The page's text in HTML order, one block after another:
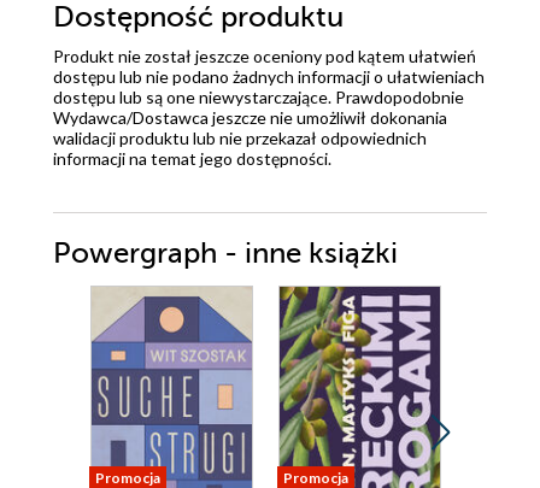
Dostępność produktu
Produkt nie został jeszcze oceniony pod kątem ułatwień
dostępu lub nie podano żadnych informacji o ułatwieniach
dostępu lub są one niewystarczające. Prawdopodobnie
Wydawca/Dostawca jeszcze nie umożliwił dokonania
walidacji produktu lub nie przekazał odpowiednich
informacji na temat jego dostępności.
Powergraph - inne książki
Promocja Promocja